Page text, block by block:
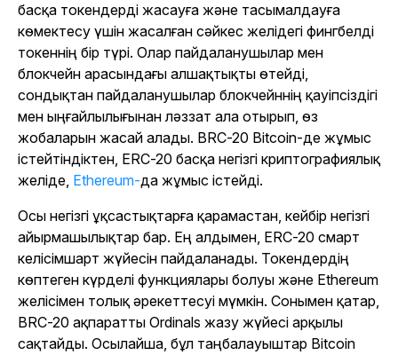
басқа токендерді жасауға және тасымалдауға
көмектесу үшін жасалған сәйкес желідегі фингбелді
токеннің бір түрі. Олар пайдаланушылар мен
блокчейн арасындағы алшақтықты өтейді,
сондықтан пайдаланушылар блокчейннің қауіпсіздігі
мен ыңғайлылығынан ләззат ала отырып, өз
жобаларын жасай алады. BRC-20 Bitcoin-де жұмыс
істейтіндіктен, ERC-20 басқа негізгі криптографиялық
желіде, Ethereum-да жұмыс істейді.
Осы негізгі ұқсастықтарға қарамастан, кейбір негізгі
айырмашылықтар бар. Ең алдымен, ERC-20 смарт
келісімшарт жүйесін пайдаланады. Токендердің
көптеген күрделі функциялары болуы және Ethereum
желісімен толық әрекеттесуі мүмкін. Сонымен қатар,
BRC-20 ақпаратты Ordinals жазу жүйесі арқылы
сақтайды. Осылайша, бұл таңбалауыштар Bitcoin